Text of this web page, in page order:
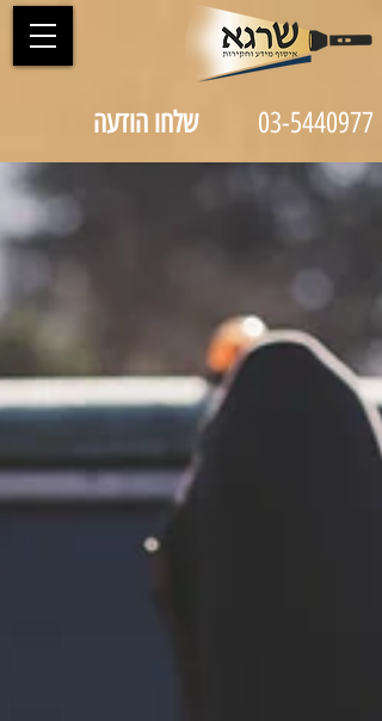
03-5440977 שלחו הודעה